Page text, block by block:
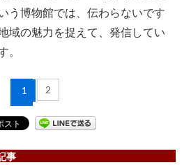
う博物館では、伝わらないです
域の魅力を捉えて、発信してい
。
1 2
事